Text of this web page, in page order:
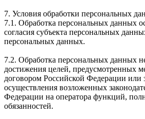
7. Условия обработки персональных
7.1. Обработка персональных данных
согласия субъекта персональных
персональных данных.
7.2. Обработка персональных данных
достижения целей, предусмотренных
договором Российской Федерации или
осуществления возложенных
Федерации на оператора функций,
обязанностей.